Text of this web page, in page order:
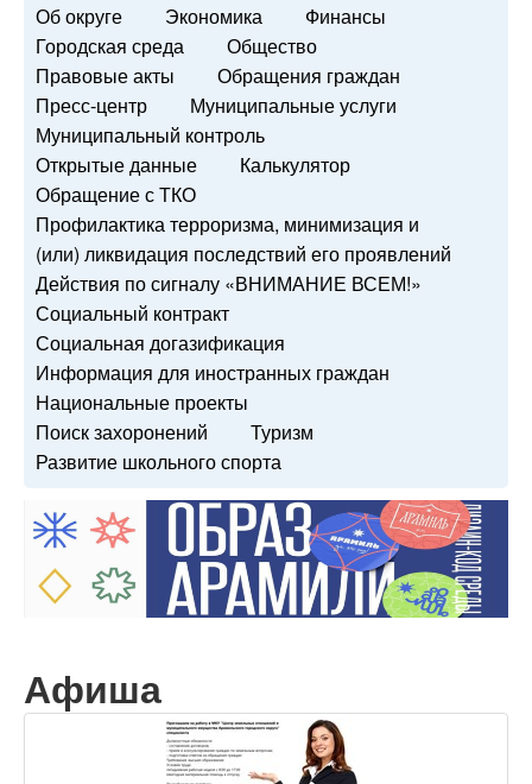
Об округе Экономика
Финансы
Городская среда
Общество
Правовые акты
Обращения граждан
Пресс-центр
Муниципальные услуги
Муниципальный контроль
Открытые данные
Калькулятор
Обращение с ТКО
Профилактика терроризма, минимизация и
(или) ликвидация последствий его проявлений
Действия по сигналу «ВНИМАНИЕ ВСЕМ!»
Социальный контракт
Социальная догазификация
Информация для иностранных граждан
Национальные проекты
Поиск захоронений
Туризм
Развитие школьного спорта
Афиша